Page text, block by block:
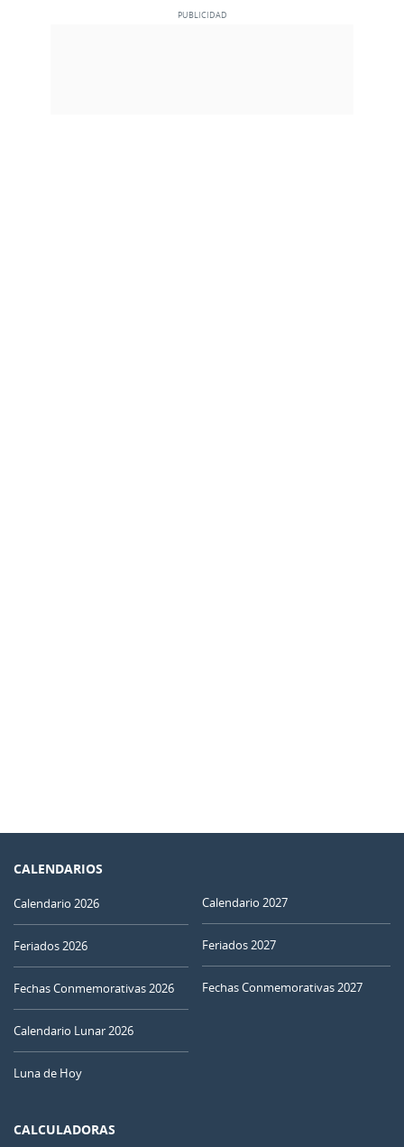
CALENDARIOS
Calendario 2026
Feriados 2026
Fechas Conmemorativas 2026
Calendario Lunar 2026
Luna de Hoy
Calendario 2027
Feriados 2027
Fechas Conmemorativas 2027
CALCULADORAS